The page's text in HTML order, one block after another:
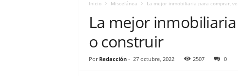
Inicio Miscelánea La mejor inmobiliaria para comprar,
La mejor
o construir
Por Redacción- 27 octubre, 2022 2507 0